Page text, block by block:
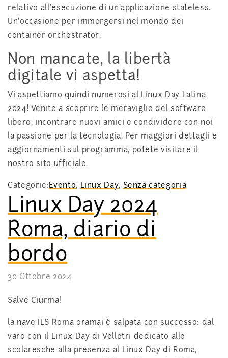
relativo all’esecuzione di un’applicazione stateless.
Un’occasione per immergersi nel mondo dei
container orchestrator.
Non mancate, la libertà
digitale vi aspetta!
Vi aspettiamo quindi numerosi al Linux Day Latina
2024! Venite a scoprire le meraviglie del software
libero, incontrare nuovi amici e condividere con noi
la passione per la tecnologia. Per maggiori dettagli e
aggiornamenti sul programma, potete visitare il
nostro sito ufficiale.
Categorie:Evento, Linux Day, Senza categoria
Linux Day 2024
Roma, diario di
bordo
30 Ottobre 2024
Salve Ciurma!
la nave ILS Roma oramai è salpata con successo: dal
varo con il Linux Day di Velletri dedicato alle
scolaresche alla presenza al Linux Day di Roma,